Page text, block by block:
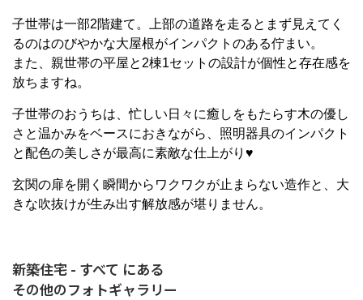
子世帯は一部2階建て。上部の道路を走るとまず見えてく
るのはのびやかな大屋根がインパクトのある佇まい。
また、親世帯の平屋と2棟1セットの設計が個性と存在感を
放ちますね。
子世帯のおうちは、忙しい日々に癒しをもたらす木の優し
さと温かみをベースにおきながら、照明器具のインパクト
と配色の美しさが最高に素敵な仕上がり♥
玄関の扉を開く瞬間からワクワクが止まらない造作と、大
きな吹抜けが生み出す解放感が堪りません。
新築住宅 - すべて にある
その他のフォトギャラリー